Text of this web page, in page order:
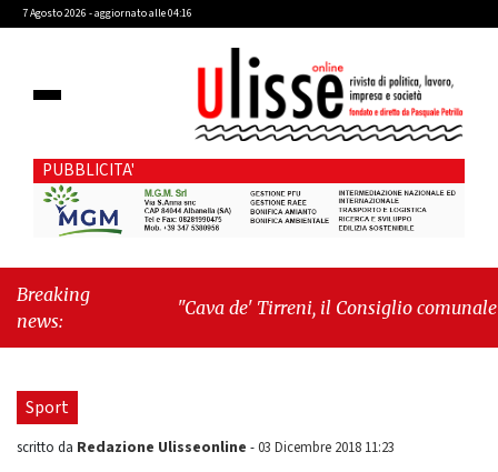
7 Agosto 2026 - aggiornato alle 04:16
PUBBLICITA'
Breaking
news:
"Cava de' Tirreni, il Consiglio comunale
Sport
scritto da Redazione Ulisseonline -03 Dicembre 2018 11:23